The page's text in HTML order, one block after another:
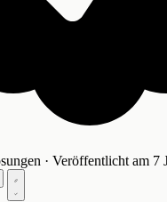
· Veröffentlicht am 7